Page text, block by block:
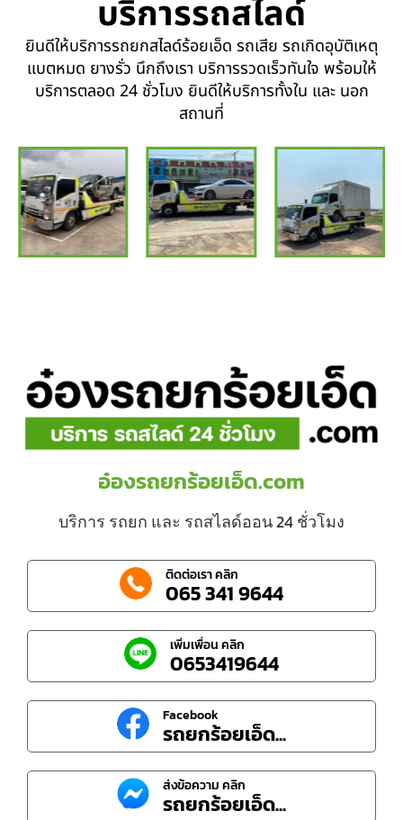
บริการรถสไลด์
ยินดีให้บริการรถยกสไลด์ร้อยเอ็ด รถเสีย รถเกิดอุบัติเหตุ
แบตหมด ยางรั่ว นึกถึงเรา บริการรวดเร็วทันใจ พร้อมให้
บริการตลอด 24 ชั่วโมง ยินดีให้บริการทั้งใน และ นอก
สถานที่
อ๋องรถยกร้อยเอ็ด.com
บริการ รถยก และ รถสไลด์ออน 24 ชั่วโมง
ติดต่อเรา คลิก
065 341 9644
เพิ่มเพื่อน คลิก
0653419644
Facebook
รถยกร้อยเอ็ด...
ส่งข้อความ คลิก
รถยกร้อยเอ็ด...